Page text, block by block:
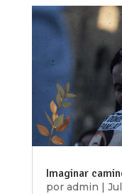
Imaginar
por admin |